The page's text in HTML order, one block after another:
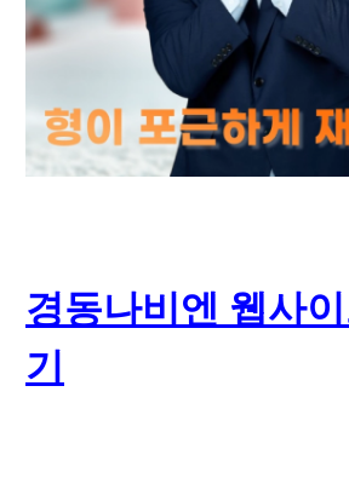
경동나비엔 웹사
기